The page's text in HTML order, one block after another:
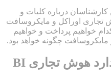
درباره کلیات و
اوراکل و مایکروسافت
خواهیم پرداخت و خواهیم
مایکروسافت چگونه خواهد بود.
1. گزارش سازی استاندارد هوش تجاری BI